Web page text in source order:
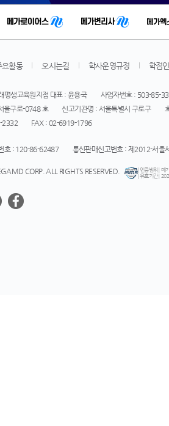
요활동 오시는길 학사운영규정 학점
평생교육원지점 대표 : 윤용국
사업자번호 : 503-85-
울구로-0748 호
신고기관명 : 서울특별시 구로구
2332
FAX : 02-6919-1796
호 : 120-86-62487 통신판매신고번호 : 제2012-서울
CORP. ALL RIGHTS RESERVED.
[인증범위] 메
[유효기간]